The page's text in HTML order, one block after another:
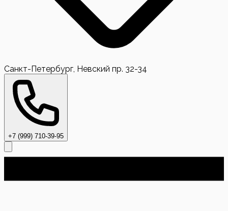
Санкт-Петербург, Невский пр. 32-34
+7 (999) 710-39-95